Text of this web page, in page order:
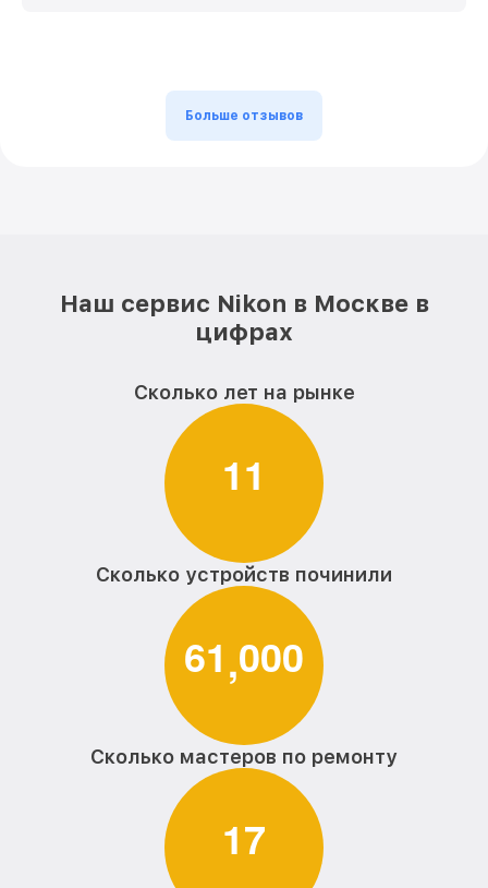
Больше отзывов
Наш сервис Nikon в Москве в
цифрах
Сколько лет на рынке
11
Сколько устройств починили
61,000
Сколько мастеров по ремонту
17